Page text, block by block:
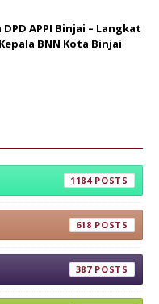
APPI Binjai – Langkat
BNN Kota Binjai
1184
618
387